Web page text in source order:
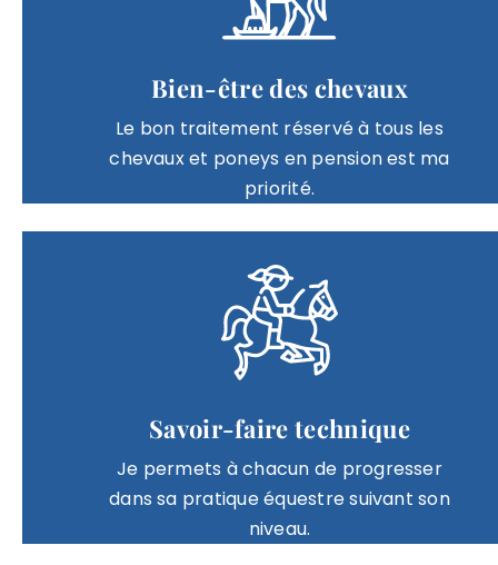
Bien-être des chevaux
Le bon traitement réservé à tous les
chevaux et poneys en pension est ma
priorité.
Savoir-faire technique
Je permets à chacun de progresser
dans sa pratique équestre suivant son
niveau.